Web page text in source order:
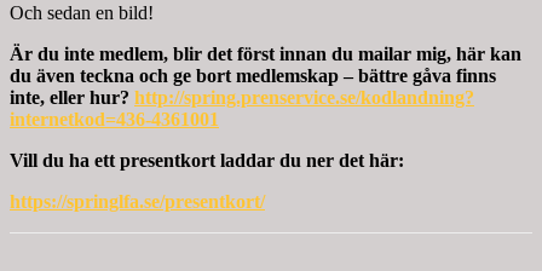
Och sedan en bild!
Är du inte medlem, blir det först innan du mailar mig, här kan
du även teckna och ge bort medlemskap – bättre gåva finns
inte, eller hur? http://spring.prenservice.se/kodlandning?
internetkod=436-4361001
Vill du ha ett presentkort laddar du ner det här:
https://springlfa.se/presentkort/